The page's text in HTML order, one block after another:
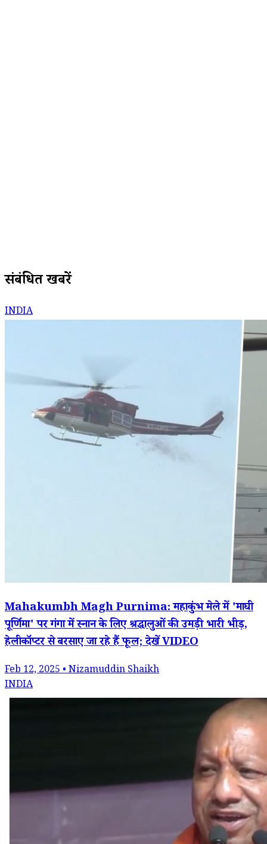
संबंधित खबरें
INDIA
Mahakumbh Magh Purnima: महाकुंभ मेले में 'माघी
पूर्णिमा' पर गंगा में स्नान के लिए श्रद्धालुओं की उमड़ी भारी भीड़,
हेलीकॉप्टर से बरसाए जा रहे हैं फूल; देखें VIDEO
Feb 12, 2025 • Nizamuddin Shaikh
INDIA